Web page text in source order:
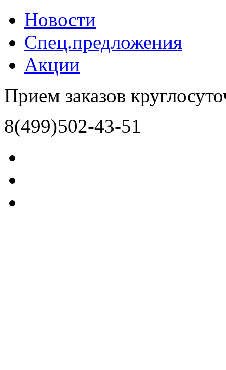
Новости
Спец.предложения
Акции
Прием заказов
8(499)502-43-51